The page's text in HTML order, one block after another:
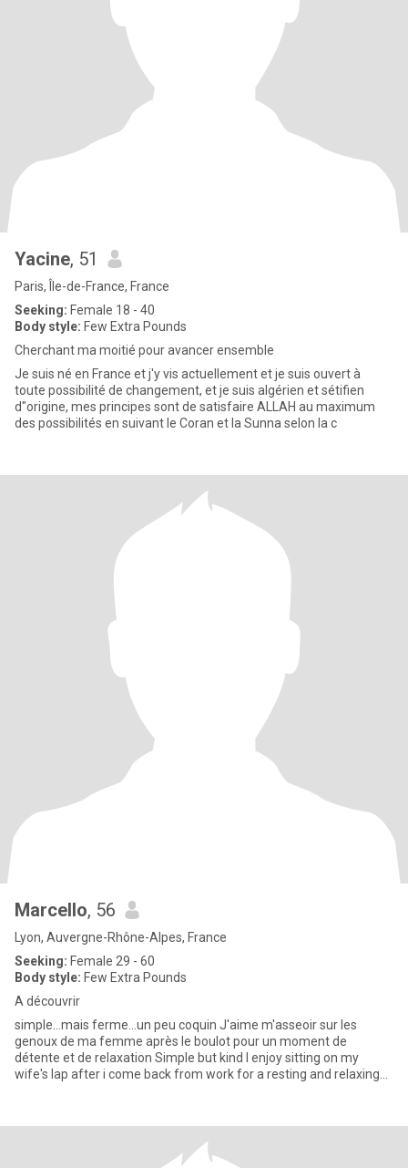
Yacine, 51
Paris, Île-de-France, France
Seeking: Female 18 - 40
Body style: Few Extra Pounds
Cherchant ma moitié pour avancer ensemble
Je suis né en France et j'y vis actuellement et je suis ouvert à
toute possibilité de changement, et je suis algérien et sétifien
d"origine, mes principes sont de satisfaire ALLAH au maximum
des possibilités en suivant le Coran et la Sunna selon la c
Marcello, 56
Lyon, Auvergne-Rhône-Alpes, France
Seeking: Female 29 - 60
Body style: Few Extra Pounds
A découvrir
simple...mais ferme...un peu coquin J'aime m'asseoir sur les
genoux de ma femme après le boulot pour un moment de
détente et de relaxation Simple but kind I enjoy sitting on my
wife's lap after i come back from work for a resting and relaxing